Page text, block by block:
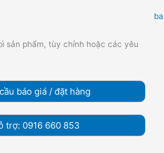
sản phẩm, tùy chỉnh hoặc các yêu
báo giá / đặt hàng
trợ: 0916 660 853